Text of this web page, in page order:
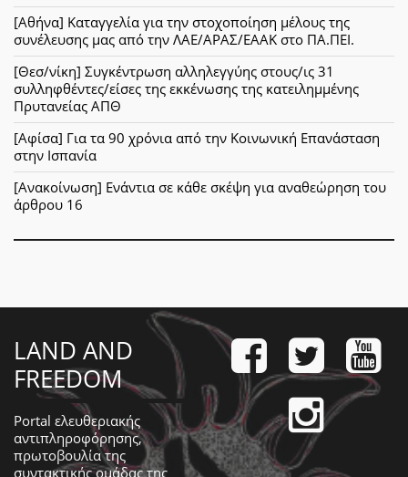
[Αθήνα] Καταγγελία για την στοχοποίηση μέλους της
συνέλευσης μας από την ΛΑΕ/ΑΡΑΣ/ΕΑΑΚ στο ΠΑ.ΠΕΙ.
[Θεσ/νίκη] Συγκέντρωση αλληλεγγύης στους/ις 31
συλληφθέντες/είσες της εκκένωσης της κατειλημμένης
Πρυτανείας ΑΠΘ
[Αφίσα] Για τα 90 χρόνια από την Κοινωνική Επανάσταση
στην Ισπανία
[Ανακοίνωση] Ενάντια σε κάθε σκέψη για αναθεώρηση του
άρθρου 16
LAND AND
FREEDOM
Portal ελευθεριακής
αντιπληροφόρησης,
πρωτοβουλία της
συντακτικής ομάδας της